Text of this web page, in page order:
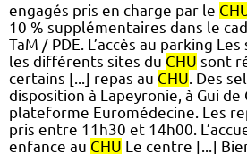
engagés pris en charge par le
10 % supplémentaires dans le
TaM / PDE. L’accès au parking
les différents sites du CHU sont
certains [...] repas au CHU . Des
disposition à Lapeyronie, à Gui de
plateforme Euromédecine. Les
pris entre 11h30 et 14h00.
enfance au CHU Le centre [...]